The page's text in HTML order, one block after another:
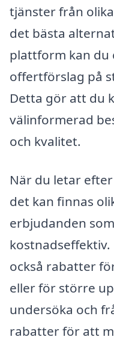
tjänster från
det bästa
plattform kan du
offertförslag på
Detta gör att du
välinformerad
och kvalitet.
När du letar
det kan finnas
erbjudanden
också rabatter
eller för större
undersöka och
rabatter för att